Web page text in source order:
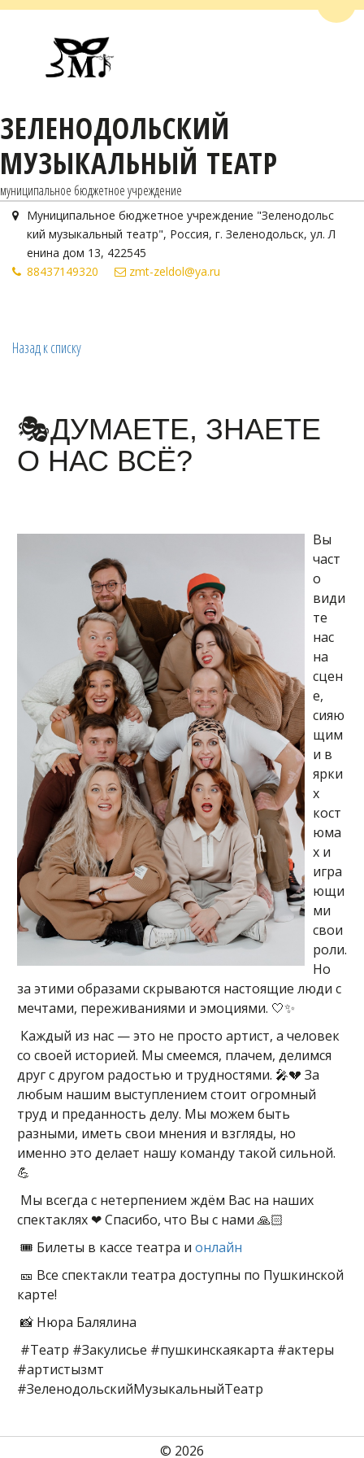
ЗЕЛЕНОДОЛЬСКИЙ
МУЗЫКАЛЬНЫЙ ТЕАТР
муниципальное бюджетное учреждение
Муниципальное бюджетное учреждение "Зеленодольс
кий музыкальный театр", Россия, г. Зеленодольск, ул. Л
енина дом 13, 422545
884371 49320 zmt-zeldol@ya.ru
Назад к списку
🎭ДУМАЕТЕ, ЗНАЕТЕ
О НАС ВСЁ?
Вы
част
о
види
те
нас
на
сцен
е,
сияю
щим
и в
ярки
х
кост
юма
х и
игра
ющи
ми
свои
роли.
Но
за этими образами скрываются настоящие люди с
мечтами, переживаниями и эмоциями. 🤍✨
Каждый из нас — это не просто артист, а человек
со своей историей. Мы смеемся, плачем, делимся
друг с другом радостью и трудностями. 🎤💔 За
любым нашим выступлением стоит огромный
труд и преданность делу. Мы можем быть
разными, иметь свои мнения и взгляды, но
именно это делает нашу команду такой сильной.
💪
Мы всегда с нетерпением ждём Вас на наших
спектаклях ❤ Спасибо, что Вы с нами 🙏🏻
🎟 Билеты в кассе театра и онлайн
🎫 Все спектакли театра доступны по Пушкинской
карте!
📸 Нюра Балялина
#Театр #Закулисье #пушкинскаякарта #актеры
#артистызмт
#ЗеленодольскийМузыкальныйТеатр
© 2026